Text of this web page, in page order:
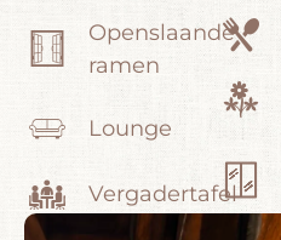
Openslaande
ramen
Lounge
Vergadertafel